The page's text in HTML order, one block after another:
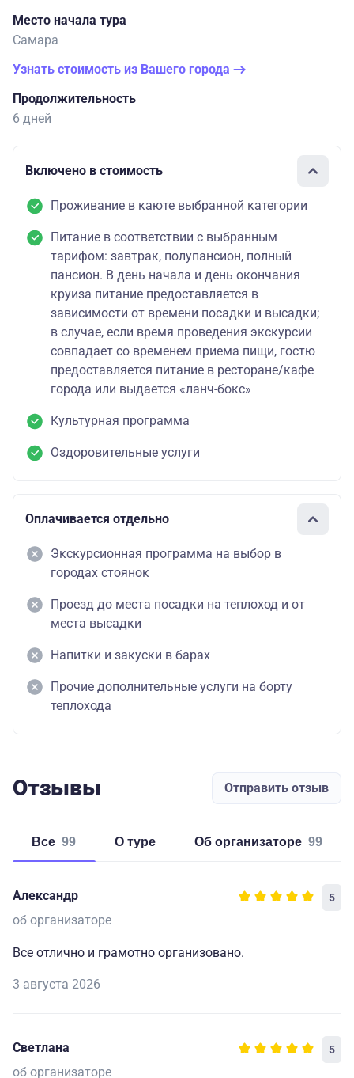
Место начала тура
Самара
Узнать стоимость из Вашего города
Продолжительность
6 дней
Включено в стоимость
Проживание в каюте выбранной категории
Питание в соответствии с выбранным
тарифом: завтрак, полупансион, полный
пансион. В день начала и день окончания
круиза питание предоставляется в
зависимости от времени посадки и высадки;
в случае, если время проведения экскурсии
совпадает со временем приема пищи, гостю
предоставляется питание в ресторане/кафе
города или выдается «ланч-бокс»
Культурная программа
Оздоровительные услуги
Оплачивается отдельно
Экскурсионная программа на выбор в
городах стоянок
Проезд до места посадки на теплоход и от
места высадки
Напитки и закуски в барах
Прочие дополнительные услуги на борту
теплохода
Отзывы Отправить отзыв
Все 99 о туре об организаторе 99
Александр 5
об организаторе
Все отлично и грамотно организовано.
3 августа 2026
Светлана 5
об организаторе